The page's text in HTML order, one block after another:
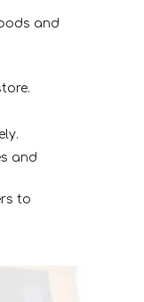
and
and
to